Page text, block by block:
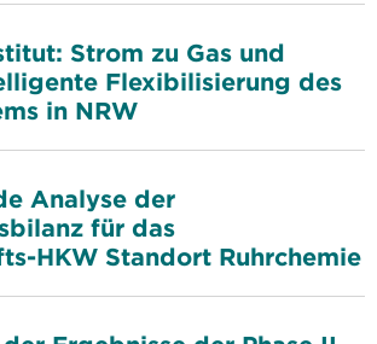
Strom zu Gas und
Flexibilisierung des
in NRW
Analyse der
für das
HKW Standort Ruhrchemie